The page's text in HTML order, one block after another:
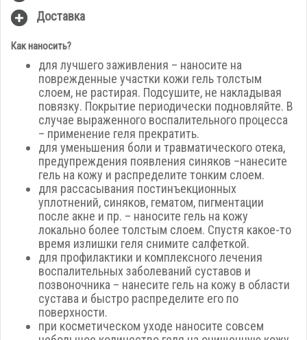
Доставка
Как наносить?
для лучшего заживления – наносите на
поврежденные участки кожи гель толстым
слоем, не растирая. Подсушите, не накладывая
повязку. Покрытие периодически подновляйте. В
случае выраженного воспалительного процесса
– применение геля прекратить.
для уменьшения боли и травматического отека,
предупреждения появления синяков –нанесите
гель на кожу и распределите тонким слоем.
для рассасывания постинъекционных
уплотнений, синяков, гематом, пигментации
после акне и пр. – наносите гель на кожу
локально более толстым слоем. Спустя какое-то
время излишки геля снимите салфеткой.
для профилактики и комплексного лечения
воспалительных заболеваний суставов и
позвоночника – нанесите гель на кожу в области
сустава и быстро распределите его по
поверхности.
при косметическом уходе наносите совсем